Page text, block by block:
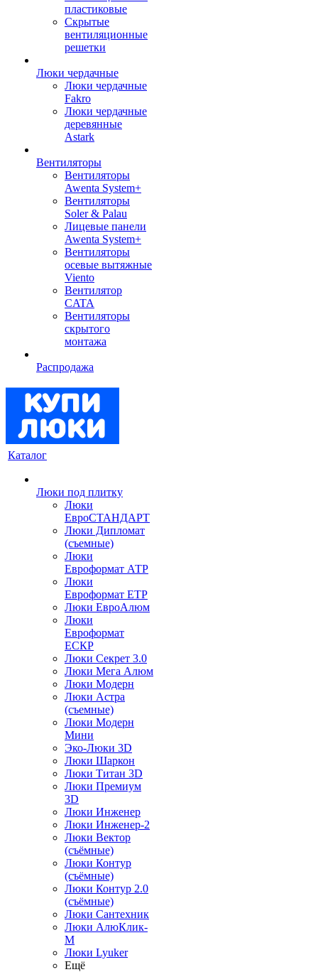
пластиковые
Скрытые
вентиляционные
решетки
Люки чердачные
Люки чердачные
Fakro
Люки чердачные
деревянные
Astark
Вентиляторы
Вентиляторы
Awenta System+
Вентиляторы
Soler & Palau
Лицевые панели
Awenta System+
Вентиляторы
осевые вытяжные
Viento
Вентилятор
CATA
Вентиляторы
скрытого
монтажа
Распродажа
Каталог
Люки под плитку
Люки
ЕвроСТАНДАРТ
Люки Дипломат
(съемные)
Люки
Евроформат АТР
Люки
Евроформат ЕТР
Люки ЕвроАлюм
Люки
Евроформат
ЕСКР
Люки Секрет 3.0
Люки Мега Алюм
Люки Модерн
Люки Астра
(съемные)
Люки Модерн
Мини
Эко-Люки 3D
Люки Шаркон
Люки Титан 3D
Люки Премиум
3D
Люки Инженер
Люки Инженер-2
Люки Вектор
(съёмные)
Люки Контур
(съёмные)
Люки Контур 2.0
(съёмные)
Люки Сантехник
Люки АлюКлик-
М
Люки Lyuker
Ещё